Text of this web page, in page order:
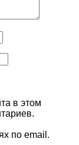
в этом
по email.